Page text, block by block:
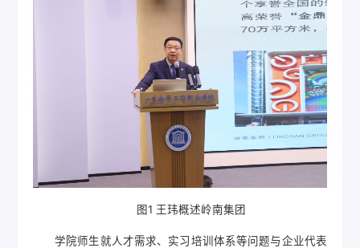
图1 王玮概述岭南集团
学院师生就人才需求、实习培训体系等问题与企业代表